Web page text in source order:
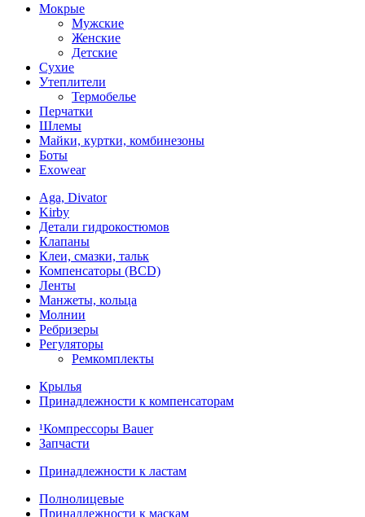
Мокрые
Мужские
Женские
Детские
Сухие
Утеплители
Термобелье
Перчатки
Шлемы
Майки, куртки, комбинезоны
Боты
Exowear
Aga, Divator
Kirby
Детали гидрокостюмов
Клапаны
Клеи, смазки, тальк
Компенсаторы (BCD)
Ленты
Манжеты, кольца
Молнии
Ребризеры
Регуляторы
Ремкомплекты
Крылья
Принадлежности к компенсаторам
¹Компрессоры Bauer
Запчасти
Принадлежности к ластам
Полнолицевые
Принадлежности к маскам